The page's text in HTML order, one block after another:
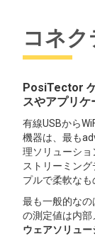
コネク
PosiTector
スやアプリケ
有線USBから
機器は、最も
理ソリューシ
ストリーミン
プルで柔軟なも
最も一般的なの
の測定値は内
ウェアソリュー